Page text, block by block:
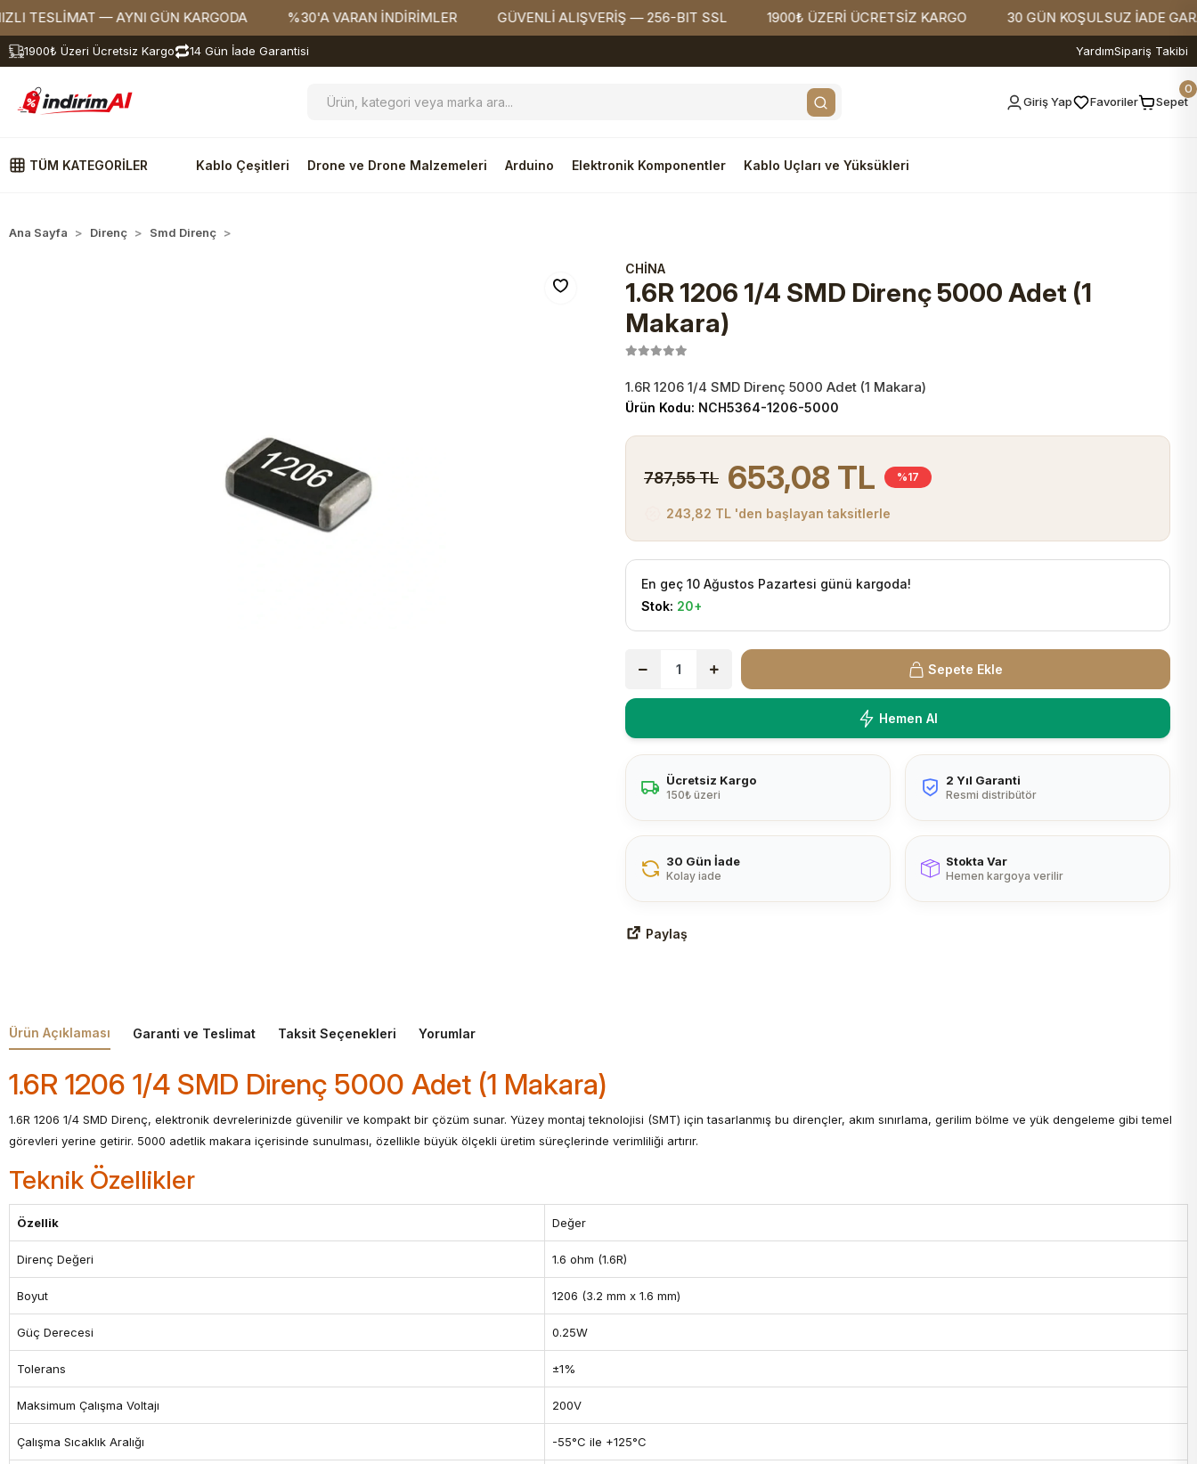
— AYNI GÜN KARGODA %30'A VARAN İNDİRİMLER GÜVENLİ ALIŞVERİŞ — 256-BIT SSL 1900₺ ÜZERİ ÜCRETSİZ KARGO 30 GÜN KOŞULSUZ İADE GARANTİSİ
1900₺ Üzeri Ücretsiz Kargo 14 Gün İade Garantisi YardımSipariş Takibi
Giriş Yap Favoriler Sepet
0
TÜM KATEGORİLER Kablo Çeşitleri Drone ve Drone Malzemeleri Arduino Elektronik Komponentler Kablo Uçları ve Yüksükleri
Ana Sayfa Direnç Smd Direnç
CHİNA
1.6R 1206 1/4 SMD Direnç 5000 Adet (1
Makara)
1.6R 1206 1/4 SMD Direnç 5000 Adet (1 Makara)
Ürün Kodu: NCH5364-1206-5000
787,55 TL 653,08 TL %17
243,82 TL 'den başlayan taksitlerle
En geç 10 Ağustos Pazartesi günü kargoda!
Stok: 20+
Sepete Ekle
Hemen Al
Ücretsiz Kargo
150₺ üzeri
2 Yıl Garanti
Resmi distribütör
30 Gün İade
Kolay iade
Stokta Var
Hemen kargoya verilir
Paylaş
Ürün Açıklaması Garanti ve Teslimat Taksit Seçenekleri Yorumlar
1.6R 1206 1/4 SMD Direnç 5000 Adet (1 Makara)
1.6R 1206 1/4 SMD Direnç, elektronik devrelerinizde güvenilir ve kompakt bir çözüm sunar. Yüzey montaj teknolojisi (SMT) için tasarlanmış bu dirençler, akım sınırlama, gerilim bölme ve yük dengeleme gibi temel
görevleri yerine getirir. 5000 adetlik makara içerisinde sunulması, özellikle büyük ölçekli üretim süreçlerinde verimliliği artırır.
Teknik Özellikler
Özellik Değer
Direnç Değeri 1.6 ohm (1.6R)
Boyut 1206 (3.2 mm x 1.6 mm)
Güç Derecesi 0.25W
Tolerans ±1%
Maksimum Çalışma Voltajı 200V
Çalışma Sıcaklık Aralığı -55°C ile +125°C